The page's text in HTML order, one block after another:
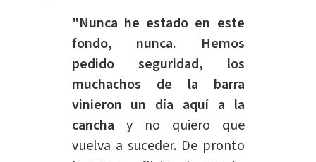
"Nunca he estado en este
fondo, nunca. Hemos
pedido seguridad, los
muchachos de la barra
vinieron un día aquí a la
cancha y no quiero que
vuelva a suceder. De pronto